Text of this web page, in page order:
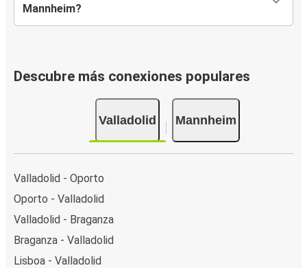
Mannheim?
Descubre más conexiones populares
Valladolid Mannheim
Valladolid - Oporto
Oporto - Valladolid
Valladolid - Braganza
Braganza - Valladolid
Lisboa - Valladolid